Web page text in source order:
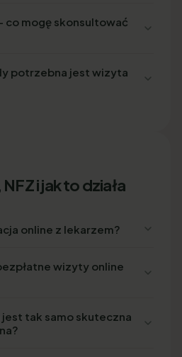
co mogę skonsultować
potrzebna jest wizyta
i jak to działa
online z lekarzem?
wizyty online
tak samo skuteczna